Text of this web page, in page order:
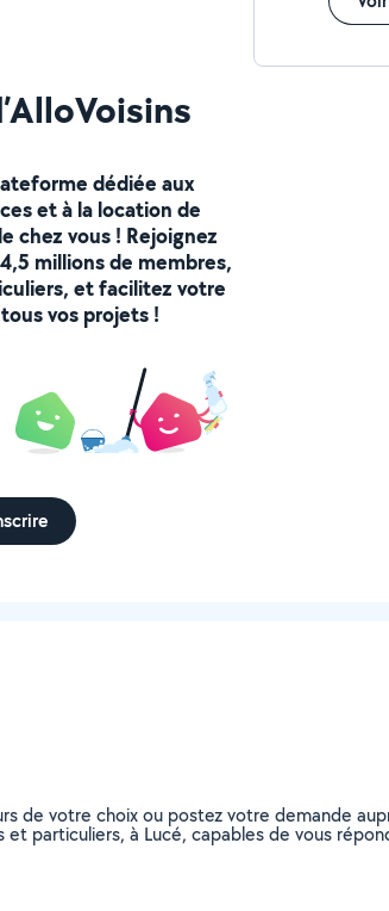
dédiée aux
et à la location de
chez vous ! Rejoignez
millions de membres,
et facilitez votre
vos projets !
de votre choix ou postez votre demande
particuliers, à Lucé, capables de vous